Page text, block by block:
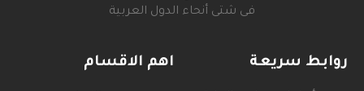
فى شتى أنحاء الدول العربية
سريعة اهم الاقسام